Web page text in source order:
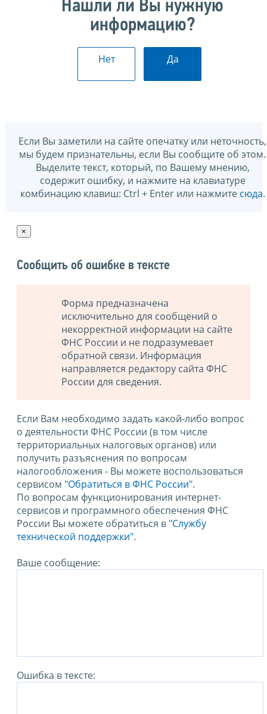
Нашли ли Вы нужную
информацию?
Нет Да
Если Вы заметили на сайте опечатку или неточность,
мы будем признательны, если Вы сообщите об этом.
Выделите текст, который, по Вашему мнению,
содержит ошибку, и нажмите на клавиатуре
комбинацию клавиш: Ctrl + Enter или нажмите сюда.
×
Сообщить об ошибке в тексте
Форма предназначена
исключительно для сообщений о
некорректной информации на сайте
ФНС России и не подразумевает
обратной связи. Информация
направляется редактору сайта ФНС
России для сведения.
Если Вам необходимо задать какой-либо вопрос
о деятельности ФНС России (в том числе
территориальных налоговых органов) или
получить разъяснения по вопросам
налогообложения - Вы можете воспользоваться
сервисом "Обратиться в ФНС России".
По вопросам функционирования интернет-
сервисов и программного обеспечения ФНС
России Вы можете обратиться в "Службу
технической поддержки".
Ваше сообщение:
Ошибка в тексте: